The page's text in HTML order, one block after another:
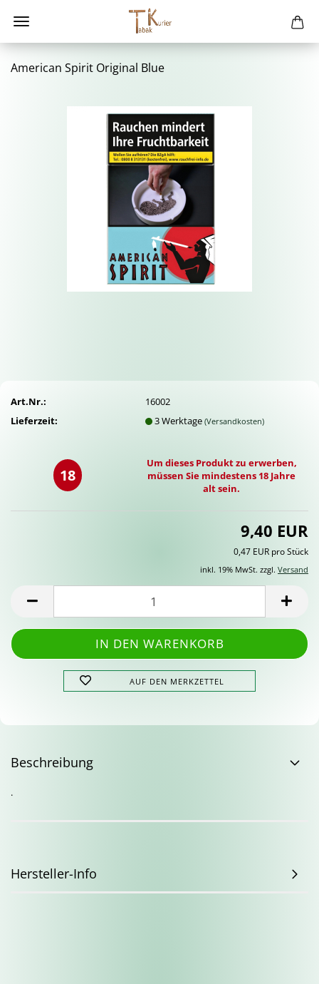
Ame­ri­can Spi­rit Ori­gi­nal Blue
Art.Nr.:
16002
Lieferzeit:
3 Werktage(Versandkosten)
18
Um dieses Produkt zu erwerben,
müssen Sie mindestens 18 Jahre
alt sein.
9,40 EUR
0,47 EUR pro Stück
inkl. 19% MwSt. zzgl. Versand
AUF DEN MERKZETTEL
Beschreibung
.
Hersteller-Info